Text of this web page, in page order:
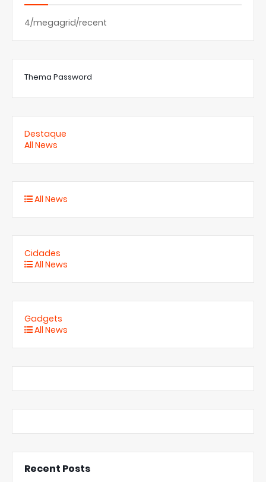
4/megagrid/recent
Thema Password
Destaque
All News
All News
Cidades
All News
Gadgets
All News
Recent Posts